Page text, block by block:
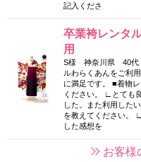
記入くださ
卒業袴レンタ
用
S様 神奈川県 40代
ルわらくあんをご利
に満足です。 ■着物
ください。 ∟とても
した。また利用した
を教えてください。
した感想を
お客様